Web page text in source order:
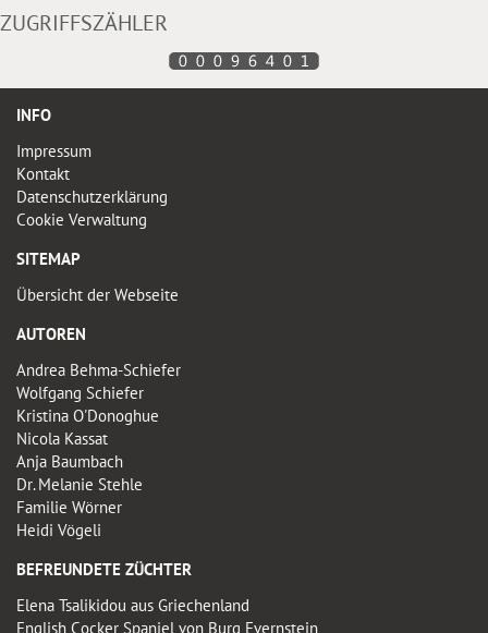
ZUGRIFFSZÄHLER
INFO
Impressum
Kontakt
Datenschutzerklärung
Cookie Verwaltung
SITEMAP
Übersicht der Webseite
AUTOREN
Andrea Behma-Schiefer
Wolfgang Schiefer
Kristina O'Donoghue
Nicola Kassat
Anja Baumbach
Dr. Melanie Stehle
Familie Wörner
Heidi Vögeli
BEFREUNDETE ZÜCHTER
Elena Tsalikidou aus Griechenland
English Cocker Spaniel von Burg Evernstein